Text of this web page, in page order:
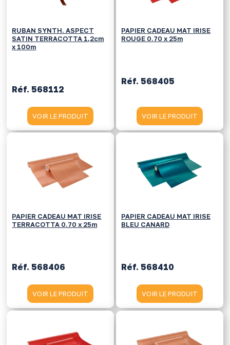
RUBAN SYNTH. ASPECT
SATIN TERRACOTTA 1,2cm
x 100m
Réf. 568112
VOIR LE PRODUIT
PAPIER CADEAU MAT IRISE
ROUGE 0.70 x 25m
Réf. 568405
VOIR LE PRODUIT
PAPIER CADEAU MAT IRISE
TERRACOTTA 0.70 x 25m
Réf. 568406
VOIR LE PRODUIT
PAPIER CADEAU MAT IRISE
BLEU CANARD
Réf. 568410
VOIR LE PRODUIT